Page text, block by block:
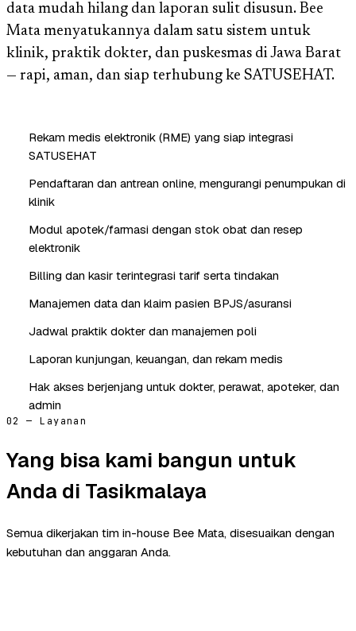
data mudah hilang dan laporan sulit disusun. Bee
Mata menyatukannya dalam satu sistem untuk
klinik, praktik dokter, dan puskesmas di Jawa Barat
— rapi, aman, dan siap terhubung ke SATUSEHAT.
Rekam medis elektronik (RME) yang siap integrasi
SATUSEHAT
Pendaftaran dan antrean online, mengurangi penumpukan di
klinik
Modul apotek/farmasi dengan stok obat dan resep
elektronik
Billing dan kasir terintegrasi tarif serta tindakan
Manajemen data dan klaim pasien BPJS/asuransi
Jadwal praktik dokter dan manajemen poli
Laporan kunjungan, keuangan, dan rekam medis
Hak akses berjenjang untuk dokter, perawat, apoteker, dan
admin
02 — Layanan
Yang bisa kami bangun untuk
Anda di Tasikmalaya
Semua dikerjakan tim in-house Bee Mata, disesuaikan dengan
kebutuhan dan anggaran Anda.